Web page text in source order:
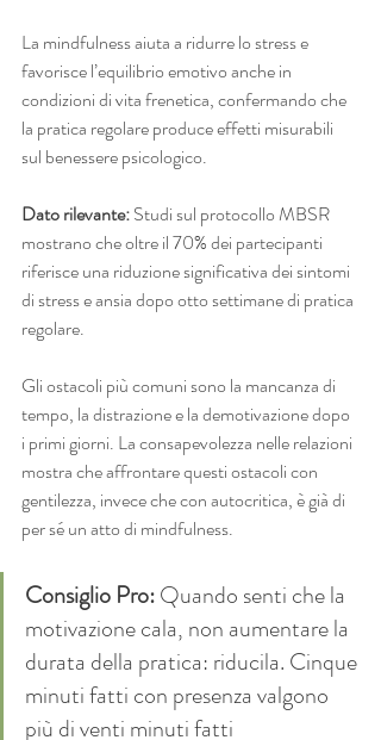
La mindfulness aiuta a ridurre lo stress e
favorisce l’equilibrio emotivo anche in
condizioni di vita frenetica, confermando che
la pratica regolare produce effetti misurabili
sul benessere psicologico.
Dato rilevante: Studi sul protocollo MBSR
mostrano che oltre il 70% dei partecipanti
riferisce una riduzione significativa dei sintomi
di stress e ansia dopo otto settimane di pratica
regolare.
Gli ostacoli più comuni sono la mancanza di
tempo, la distrazione e la demotivazione dopo
i primi giorni. La consapevolezza nelle relazioni
mostra che affrontare questi ostacoli con
gentilezza, invece che con autocritica, è già di
per sé un atto di mindfulness.
Consiglio Pro: Quando senti che la
motivazione cala, non aumentare la
durata della pratica: riducila. Cinque
minuti fatti con presenza valgono
più di venti minuti fatti